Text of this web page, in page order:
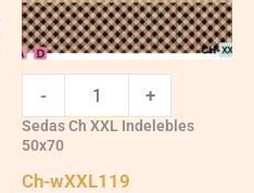
- +
Sedas Ch XXL Indelebles
50x70
Ch-wXXL119